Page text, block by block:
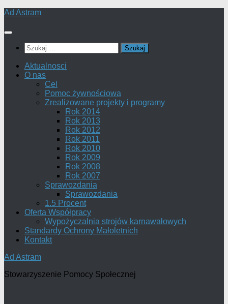
Skip
content
Ad Astram
Szukaj:
Aktualnosci
O nas
Cel
Pomoc żywnościowa
Zrealizowane projekty i programy
Rok 2014
Rok 2013
Rok 2012
Rok 2011
Rok 2010
Rok 2009
Rok 2008
Rok 2007
Sprawozdania
Sprawozdania
1.5 Procent
Oferta Współpracy
Wypożyczalnia strojów karnawałowych
Standardy Ochrony Małoletnich
Kontakt
Ad Astram
Stowarzyszenie Pomocy Społecznej